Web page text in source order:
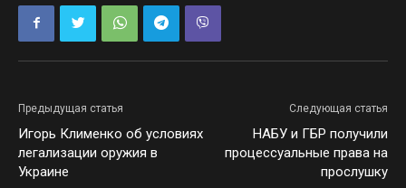
Предыдущая статья
Игорь Клименко об условиях
легализации оружия в
Украине
Следующая статья
НАБУ и ГБР получили
процессуальные права на
прослушку